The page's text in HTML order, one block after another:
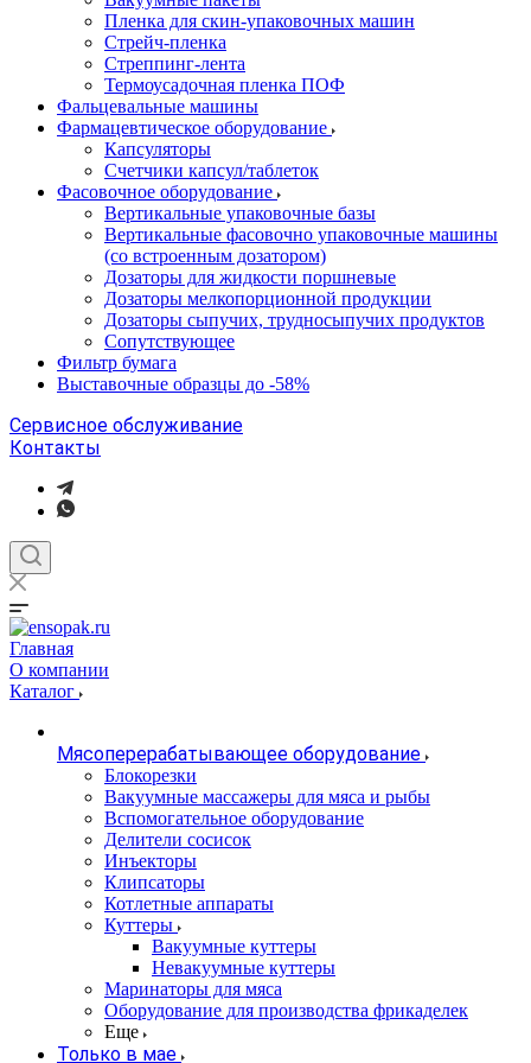
Пленка для скин-упаковочных машин
Стрейч-пленка
Стреппинг-лента
Термоусадочная пленка ПОФ
Фальцевальные машины
Фармацевтическое оборудование
Капсуляторы
Счетчики капсул/таблеток
Фасовочноe оборудование
Вертикальные упаковочные базы
Вертикальные фасовочно упаковочные машины
(со встроенным дозатором)
Дозаторы для жидкости поршневые
Дозаторы мелкопорционной продукции
Дозаторы сыпучих, трудносыпучих продуктов
Сопутствующее
Фильтр бумага
Выставочные образцы до -58%
Сервисное обслуживание
Контакты
Главная
О компании
Каталог
Мясоперерабатывающее оборудование
Блокорезки
Вакуумные массажеры для мяса и рыбы
Вспомогательное оборудование
Делители сосисок
Инъекторы
Клипсаторы
Котлетные аппараты
Куттеры
Вакуумные куттеры
Невакуумные куттеры
Маринаторы для мяса
Оборудование для производства фрикаделек
Еще
Только в мае